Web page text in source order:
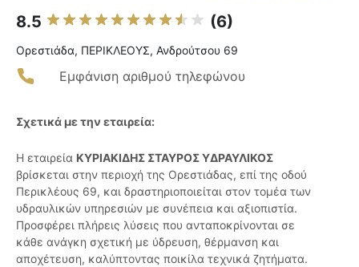
8.5 (6)
Ορεστιάδα, ΠΕΡΙΚΛΕΟΥΣ, Ανδρούτσου 69
Εμφάνιση αριθμού τηλεφώνου
Σχετικά με την εταιρεία:
Η εταιρεία ΚΥΡΙΑΚΙΔΗΣ ΣΤΑΥΡΟΣ ΥΔΡΑΥΛΙΚΟΣ
βρίσκεται στην περιοχή της Ορεστιάδας, επί της οδού
Περικλέους 69, και δραστηριοποιείται στον τομέα των
υδραυλικών υπηρεσιών με συνέπεια και αξιοπιστία.
Προσφέρει πλήρεις λύσεις που ανταποκρίνονται σε
κάθε ανάγκη σχετική με ύδρευση, θέρμανση και
αποχέτευση, καλύπτοντας ποικίλα τεχνικά ζητήματα.